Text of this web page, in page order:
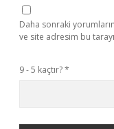
Daha sonraki
ve site adresim bu
9 - 5 kaçtır?*